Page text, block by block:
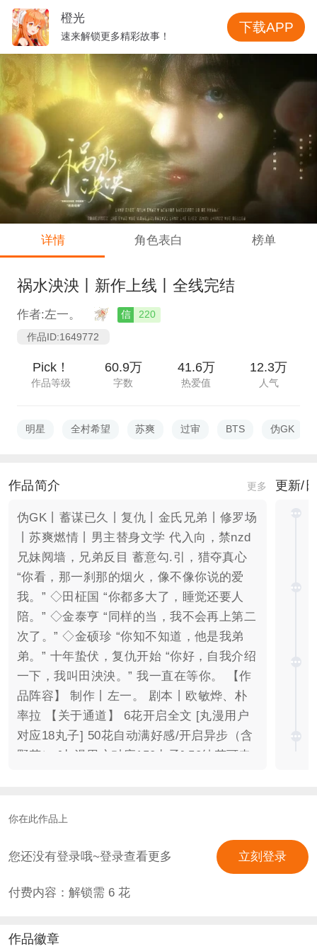
详情 角色表白 榜单
祸水泱泱丨新作上线丨全线完结
作者:左一。 信
220
作品ID:1649772
Pick！
作品等级
60.9万
字数
41.6万
热爱值
12.3万
人气
明星 全村希望 苏爽 过审 BTS 伪GK
作品简介 更多
伪GK丨蓄谋已久丨复仇丨金氏兄弟丨修罗场
丨苏爽燃情丨男主替身文学 代入向，禁nzd
兄妹阋墙，兄弟反目 蓄意勾.引，猎夺真心
“你看，那一刹那的烟火，像不像你说的爱
我。” ◇田柾国 “你都多大了，睡觉还要人
陪。” ◇金泰亨 “同样的当，我不会再上第二
次了。” ◇金硕珍 “你知不知道，他是我弟
弟。” 十年蛰伏，复仇开始 “你好，自我介绍
一下，我叫田泱泱。” 我一直在等你。 【作
品阵容】 制作丨左一。 剧本丨欧敏烨、朴
率拉 【关于通道】 6花开启全文 [丸漫用户
对应18丸子] 50花自动满好感/开启异步（含
野花） [丸漫用户对应150丸子] 50纯花可申
频率：保底周双更 完结字数: 40w+ 预计完
视频】 金珂（已上传真爱群、微博、b站）
【美工鸣谢】 离山 Ryin_ 九七 江溺 赤赤 嘟
嘟 猪咕立 白雪 许倾歌JiAnG 阿熹 M.SIR 天
DH【S.A】J-hopeSocket 宁兮微 猫猫头 朴
更新/
你在此作品上
您还没有登录哦~登录查看更多 立刻登录
付费内容：解锁需 6花
作品徽章
橙光
速来解锁更多精彩故事！
下载APP